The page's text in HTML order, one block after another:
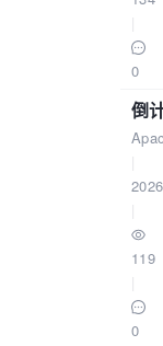
0
倒
119
0